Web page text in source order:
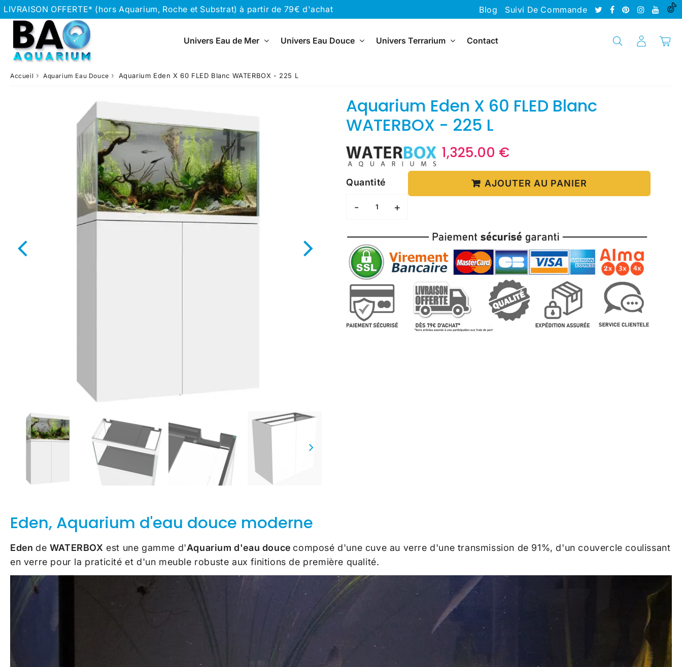
LIVRAISON OFFERTE* (hors Aquarium, Roche et Substrat) à partir de 79€ d'achat Blog Suivi De Commande
Univers Eau de Mer Univers Eau Douce Univers Terrarium Contact
Accueil › Aquarium Eau Douce › Aquarium Eden X 60 FLED Blanc WATERBOX - 225 L
Aquarium Eden X 60 FLED Blanc
WATERBOX - 225 L
1,325.00 €1,325.00
€price
Quantité
- +
AJOUTER AU PANIER
Eden, Aquarium d'eau douce moderne
Eden de WATERBOX est une gamme d'Aquarium d'eau doucecomposé d'une cuve au verre d'une transmission de 91%, d'un couvercle coulissant
en verre pour la praticité et d'un meuble robuste aux finitions de première qualité.